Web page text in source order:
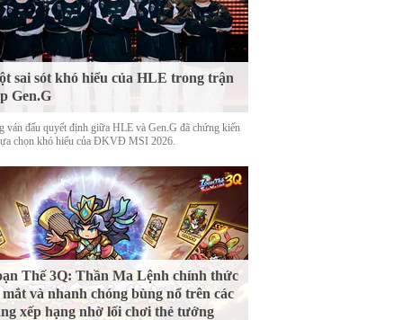
sai sót khó hiểu của HLE trong trận
Gen.G
ván đấu quyết định giữa HLE và Gen.G đã chứng kiến
chọn khó hiểu của ĐKVĐ MSI 2026.
Thế 3Q: Thần Ma Lệnh chính thức
và nhanh chóng bùng nổ trên các
xếp hạng nhờ lối chơi thẻ tướng